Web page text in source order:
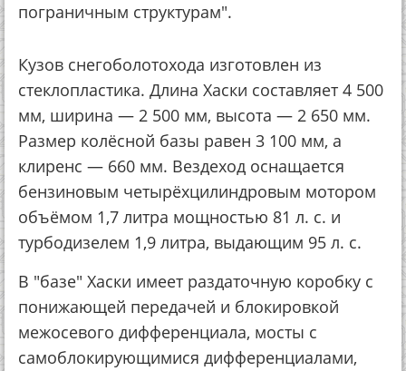
пограничным структурам".
Кузов снегоболотохода изготовлен из
стеклопластика. Длина Хаски составляет 4 500
мм, ширина — 2 500 мм, высота — 2 650 мм.
Размер колёсной базы равен 3 100 мм, а
клиренс — 660 мм. Вездеход оснащается
бензиновым четырёхцилиндровым мотором
объёмом 1,7 литра мощностью 81 л. с. и
турбодизелем 1,9 литра, выдающим 95 л. с.
В "базе" Хаски имеет раздаточную коробку с
понижающей передачей и блокировкой
межосевого дифференциала, мосты с
самоблокирующимися дифференциалами,